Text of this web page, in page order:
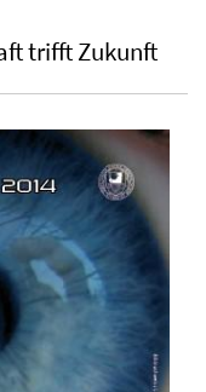
trifft Zukunft